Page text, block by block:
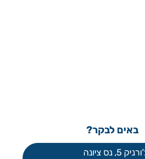
באים לבקר?
ציונה